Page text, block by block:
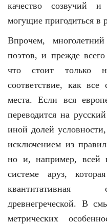
качество созвучий
могущие пригодиться в
Впрочем,
поэтов, и прежде
что стоит только
соответствие, как
места. Если вся
переводится на
иной долей
исключением из
но и, например, всей
системе аруз,
квантитативная
древнегреческой. В
метрических